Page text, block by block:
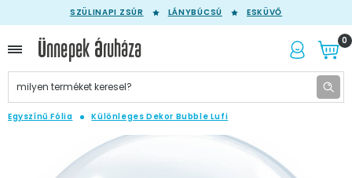
SZÜLINAPI ZSÚR LÁNYBÚCSÚ ESKÜVŐ
0
Egyszínű Fólia Különleges Dekor Bubble Lufi